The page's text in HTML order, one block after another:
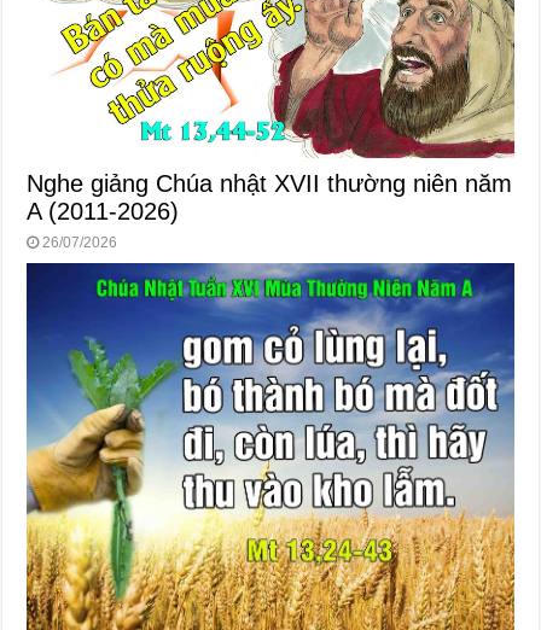
Nghe giảng Chúa nhật XVII thường niên năm
A (2011-2026)
26/07/2026